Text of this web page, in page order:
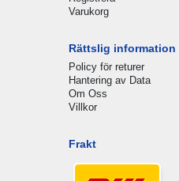
Varukorg
Rättslig information
Policy för returer
Hantering av Data
Om Oss
Villkor
Frakt